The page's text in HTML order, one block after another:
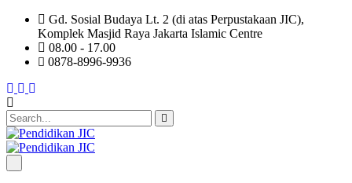
Gd. Sosial Budaya Lt. 2 (di atas Perpustakaan JIC),
Komplek Masjid Raya Jakarta Islamic Centre
08.00 - 17.00
0878-8996-9936